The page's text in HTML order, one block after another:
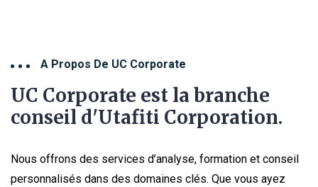
A Propos De UC Corporate
UC Corporate est la branche
conseil d'Utafiti Corporation.
Nous offrons des services d’analyse, formation et conseil
personnalisés dans des domaines clés. Que vous ayez